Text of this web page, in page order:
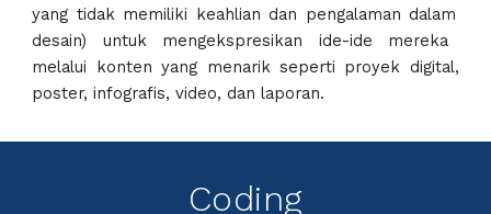
yang tidak memiliki keahlian dan pengalamandalam
desain) untuk mengekspresikan ide-ide mereka
melalui konten yang menarik seperti proyek digital,
poster, infografis, video, dan laporan.
Coding